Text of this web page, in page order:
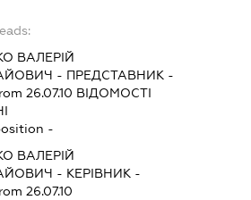
ВАЛЕРІЙ
- ПРЕДСТАВНИК-
26.07.10 ВІДОМОСТІ
-
ВАЛЕРІЙ
- КЕРІВНИК-
26.07.10